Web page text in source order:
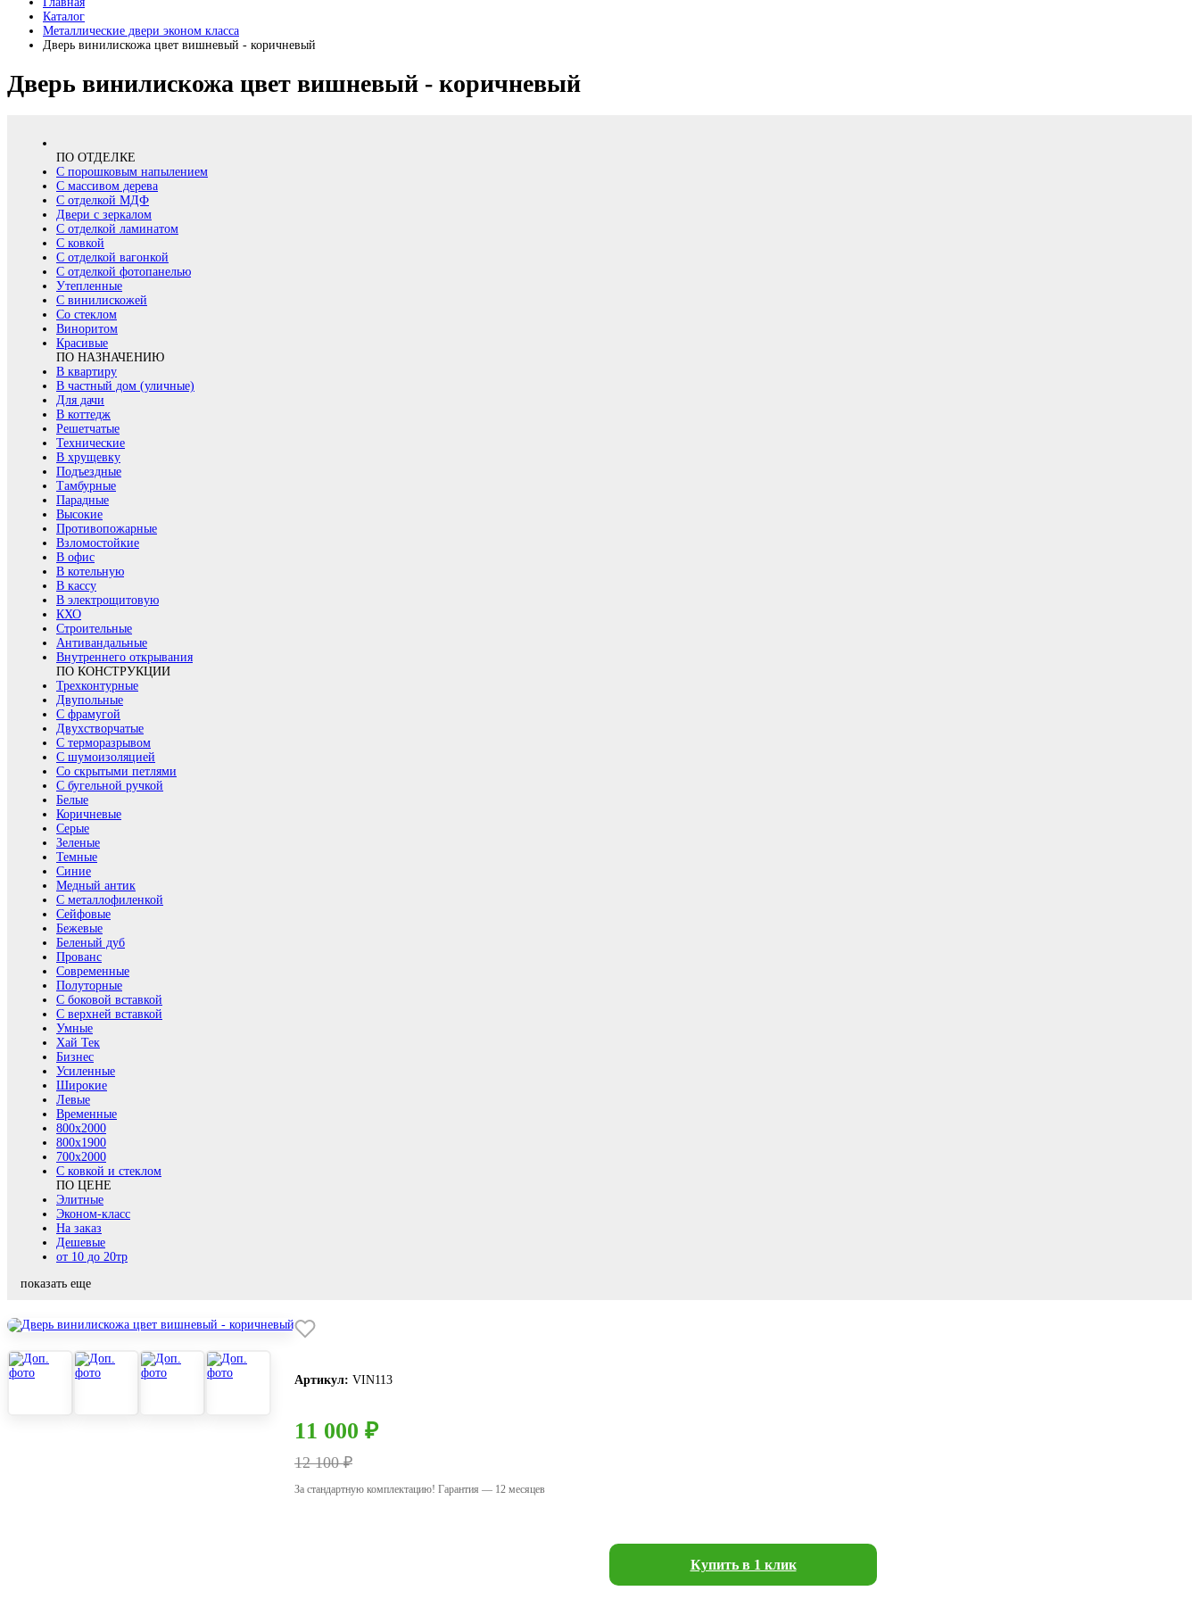
Каталог
Металлические двери эконом класса
Дверь винилискожа цвет вишневый - коричневый
Дверь винилискожа цвет вишневый - коричневый
ПО ОТДЕЛКЕ
С порошковым напылением
С массивом дерева
С отделкой МДФ
Двери с зеркалом
С отделкой ламинатом
С ковкой
С отделкой вагонкой
С отделкой фотопанелью
Утепленные
С винилискожей
Со стеклом
Виноритом
Красивые
ПО НАЗНАЧЕНИЮ
В квартиру
В частный дом (уличные)
Для дачи
В коттедж
Решетчатые
Технические
В хрущевку
Подъездные
Тамбурные
Парадные
Высокие
Противопожарные
Взломостойкие
В офис
В котельную
В кассу
В электрощитовую
КХО
Строительные
Антивандальные
Внутреннего открывания
ПО КОНСТРУКЦИИ
Трехконтурные
Двупольные
С фрамугой
Двухстворчатые
С терморазрывом
С шумоизоляцией
Со скрытыми петлями
С бугельной ручкой
Белые
Коричневые
Серые
Зеленые
Темные
Синие
Медный антик
С металлофиленкой
Сейфовые
Бежевые
Беленый дуб
Прованс
Современные
Полуторные
С боковой вставкой
С верхней вставкой
Умные
Хай Тек
Бизнес
Усиленные
Широкие
Левые
Временные
800х2000
800x1900
700x2000
С ковкой и стеклом
ПО ЦЕНЕ
Элитные
Эконом-класс
На заказ
Дешевые
от 10 до 20тр
показать еще
Артикул: VIN113
11 000 ₽
12 100 ₽
За стандартную комплектацию! Гарантия — 12 месяцев
Купить в 1 клик